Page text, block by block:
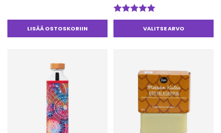
LISÄÄ OSTOSKORIIN
-
5000,00€
Arvostelu
tuotteesta:VALITSE ARVO